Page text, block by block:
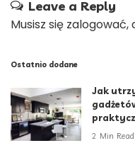
Leave a Reply
Musisz się zalogować,
Ostatnio dodane
Jak
2 Min Read